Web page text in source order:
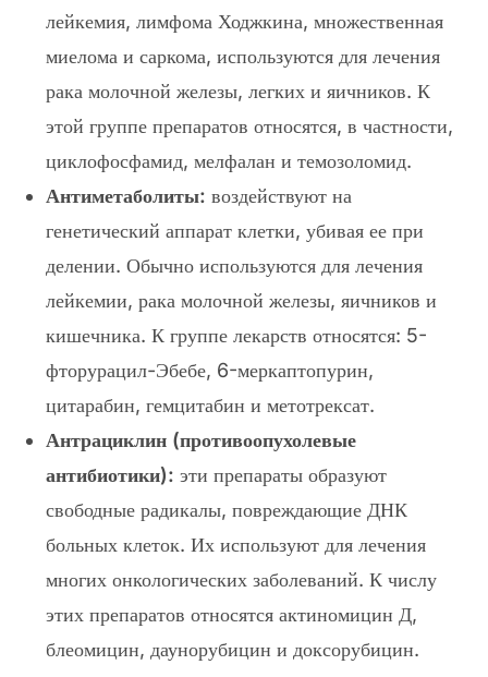
лейкемия, лимфома Ходжкина, множественная
миелома и саркома, используются для лечения
рака молочной железы, легких и яичников. К
этой группе препаратов относятся, в частности,
циклофосфамид, мелфалан и темозоломид.
Антиметаболиты: воздействуют на
генетический аппарат клетки, убивая ее при
делении. Обычно используются для лечения
лейкемии, рака молочной железы, яичников и
кишечника. К группе лекарств относятся: 5-
фторурацил-Эбебе, 6-меркаптопурин,
цитарабин, гемцитабин и метотрексат.
Антрациклин (противоопухолевые
антибиотики): эти препараты образуют
свободные радикалы, повреждающие ДНК
больных клеток. Их используют для лечения
многих онкологических заболеваний. К числу
этих препаратов относятся актиномицин Д,
блеомицин, даунорубицин и доксорубицин.